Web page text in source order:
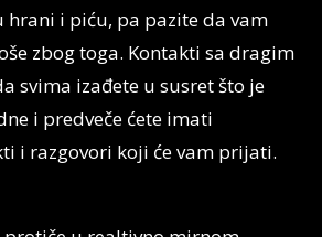
i piću, pa pazite da vam
zbog toga. Kontakti sa dragim
svima izađete u susret što je
i predveče ćete imati
i razgovori koji će vam prijati.